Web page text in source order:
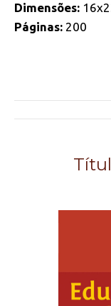
Dimensões:
Páginas: 200